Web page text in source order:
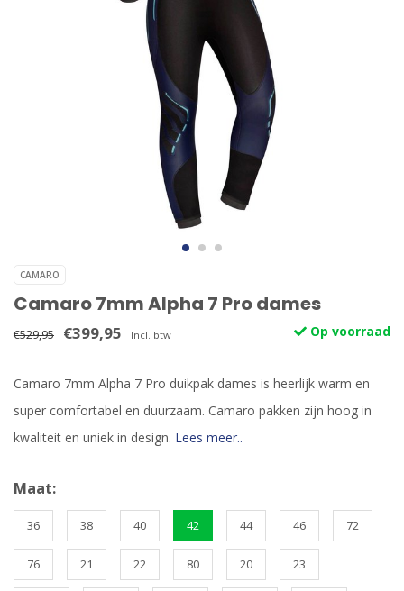
CAMARO
Camaro 7mm Alpha 7 Pro dames
€529,95 €399,95 Incl. btw Op voorraad
Camaro 7mm Alpha 7 Pro duikpak dames is heerlijk warm en
super comfortabel en duurzaam. Camaro pakken zijn hoog in
kwaliteit en uniek in design. Lees meer..
Maat:
36 38 40 42 44 46 72
76 21 22 80 20 23